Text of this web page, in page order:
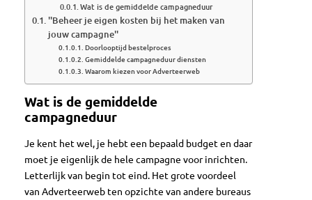
Wat is de gemiddelde campagneduur
''Beheer je eigen kosten bij het maken van
jouw campagne''
Doorlooptijd bestelproces
Gemiddelde campagneduur diensten
Waarom kiezen voor Adverteerweb
Wat is de gemiddelde
campagneduur
Je kent het wel, je hebt een bepaald budget en daar
moet je eigenlijk de hele campagne voor inrichten.
Letterlijk van begin tot eind. Het grote voordeel
van Adverteerweb ten opzichte van andere bureaus